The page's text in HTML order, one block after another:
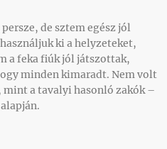
de sztem egész jól
ki a helyzeteket,
a feka fiúk jól játszottak,
minden kimaradt. Nem volt
a tavalyi hasonló zakók –